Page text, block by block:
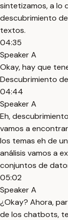
sintetizamos, a lo
descubrimiento
textos.
04:35
Speaker A
Okay, hay que
Descubrimiento
04:44
Speaker A
Eh,
vamos a
los temas eh de
análisis vamos a
conjuntos de
05:02
Speaker A
¿Okay? Ahora,
de los chatbots,